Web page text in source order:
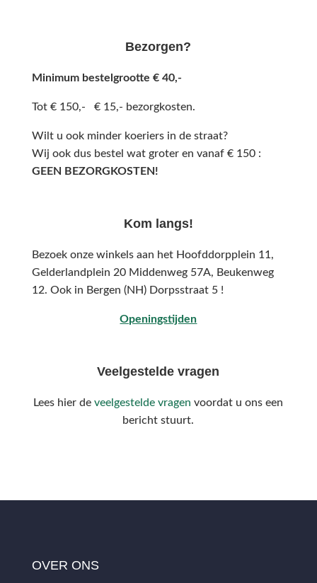
Bezorgen?
Minimum bestelgrootte € 40,-
Tot € 150,- € 15,- bezorgkosten.
Wilt u ook minder koeriers in de straat?
Wij ook dus bestel wat groter en vanaf € 150 :
GEEN BEZORGKOSTEN!
Kom langs!
Bezoek onze winkels aan het Hoofddorpplein 11,
Gelderlandplein 20 Middenweg 57A, Beukenweg
12. Ook in Bergen (NH) Dorpsstraat 5 !
Openingstijden
Veelgestelde vragen
Lees hier deveelgestelde vragen voordat u ons een
bericht stuurt.
OVER ONS